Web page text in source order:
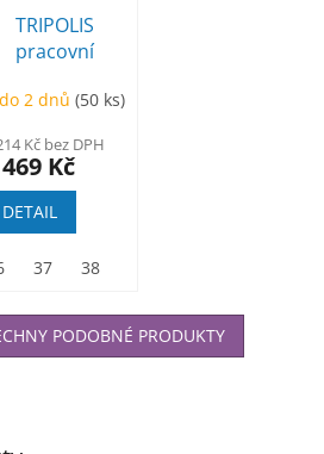
TRIPOLIS
pracovní
do 2 dnů(50 ks)
Kč bez DPH
Kč
DETAIL
37 38
PODOBNÉ PRODUKTY